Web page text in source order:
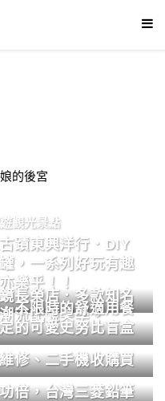
油太厚-鵝娘的後宮
觀光景點
蹟東興洋行．DIY
，一系列好玩有趣
樂乎！！
長榮店．多款知名
流配鏡美學。
不限時的舒適用餐
的可愛史努比盲盒
修、二手機收購買
倍，台灣三菱鉛筆